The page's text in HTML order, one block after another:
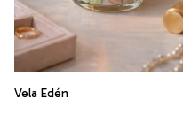
Vela Edén